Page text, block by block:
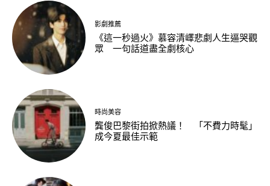
影劇推薦
《這一秒過火》慕容清嶧悲劇人生逼哭觀
眾 一句話道盡全劇核心
時尚美容
龔俊巴黎街拍掀熱議！ 「不費力時髦」
成今夏最佳示範